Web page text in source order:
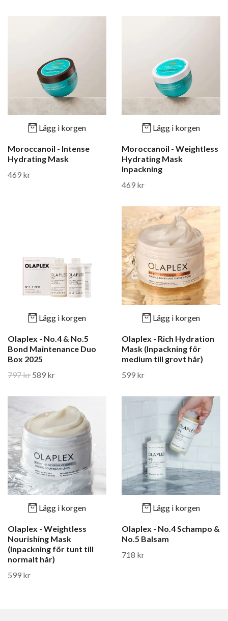
Lägg i korgen
Moroccanoil - Intense
Hydrating Mask
469 kr
Lägg i korgen
Moroccanoil - Weightless
Hydrating Mask
Inpackning
469 kr
Lägg i korgen
Olaplex - No.4 & No.5
Bond Maintenance Duo
Box 2025
797 kr 589 kr
Lägg i korgen
Olaplex - Rich Hydration
Mask (Inpackning för
medium till grovt hår)
599 kr
Lägg i korgen
Olaplex - Weightless
Nourishing Mask
(Inpackning för tunt till
normalt hår)
599 kr
Lägg i korgen
Olaplex - No.4 Schampo &
No.5 Balsam
718 kr